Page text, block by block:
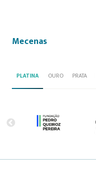
Mecenas
PLATINA OURO PRATA